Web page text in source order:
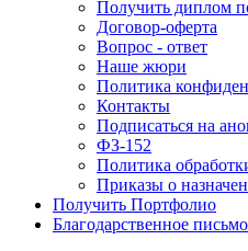
Получить диплом
Договор-оферта
Вопрос - ответ
Наше жюри
Политика
Контакты
Подписаться на
ФЗ-152
Политика
Приказы о
Получить Портфолио
Благодарственное письмо